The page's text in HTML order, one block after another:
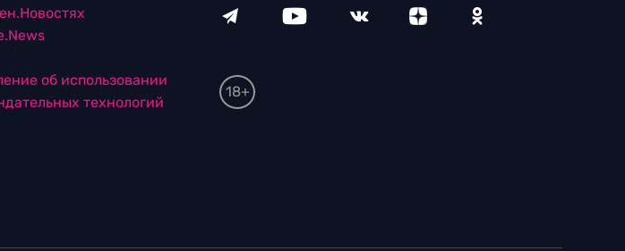
об использовании
технологий
18+